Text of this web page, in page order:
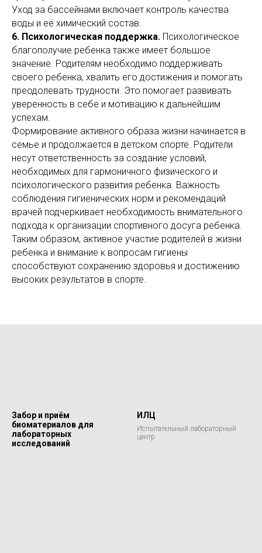
Уход за бассейнами включает контроль качества
воды и её химический состав.
6. Психологическая поддержка. Психологическое
благополучие ребенка также имеет большое
значение. Родителям необходимо поддерживать
своего ребенка, хвалить его достижения и помогать
преодолевать трудности. Это помогает развивать
уверенность в себе и мотивацию к дальнейшим
успехам.
Формирование активного образа жизни начинается в
семье и продолжается в детском спорте. Родители
несут ответственность за создание условий,
необходимых для гармоничного физического и
психологического развития ребенка. Важность
соблюдения гигиенических норм и рекомендаций
врачей подчеркивает необходимость внимательного
подхода к организации спортивного досуга ребенка.
Таким образом, активное участие родителей в жизни
ребенка и внимание к вопросам гигиены
способствуют сохранению здоровья и достижению
высоких результатов в спорте.
Забор и приём
биоматериалов для
лабораторных
исследований
ИЛЦ
Испытательный лабораторный
центр